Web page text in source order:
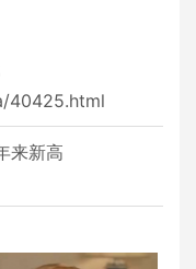
40425.html
来新高